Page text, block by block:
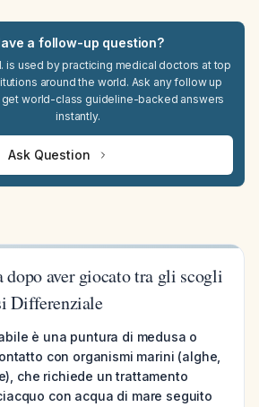
a follow-up question?
is used by practicing medical doctors at top
around the world. Ask any follow up
get world-class guideline-backed answers
instantly.
Ask Question
aver giocato tra gli scogli
Differenziale
è una puntura di medusa o
con organismi marini (alghe,
che richiede un trattamento
con acqua di mare seguito